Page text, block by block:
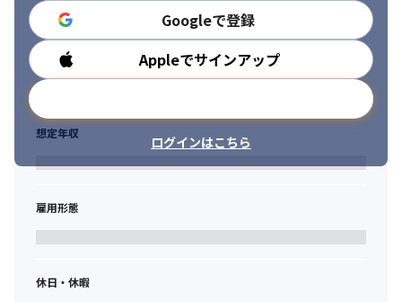
リモートワークも可能です。
Googleで登録
Appleでサインアップ
ログインはこちら
勤務時間
想定年収
雇用形態
休日・休暇